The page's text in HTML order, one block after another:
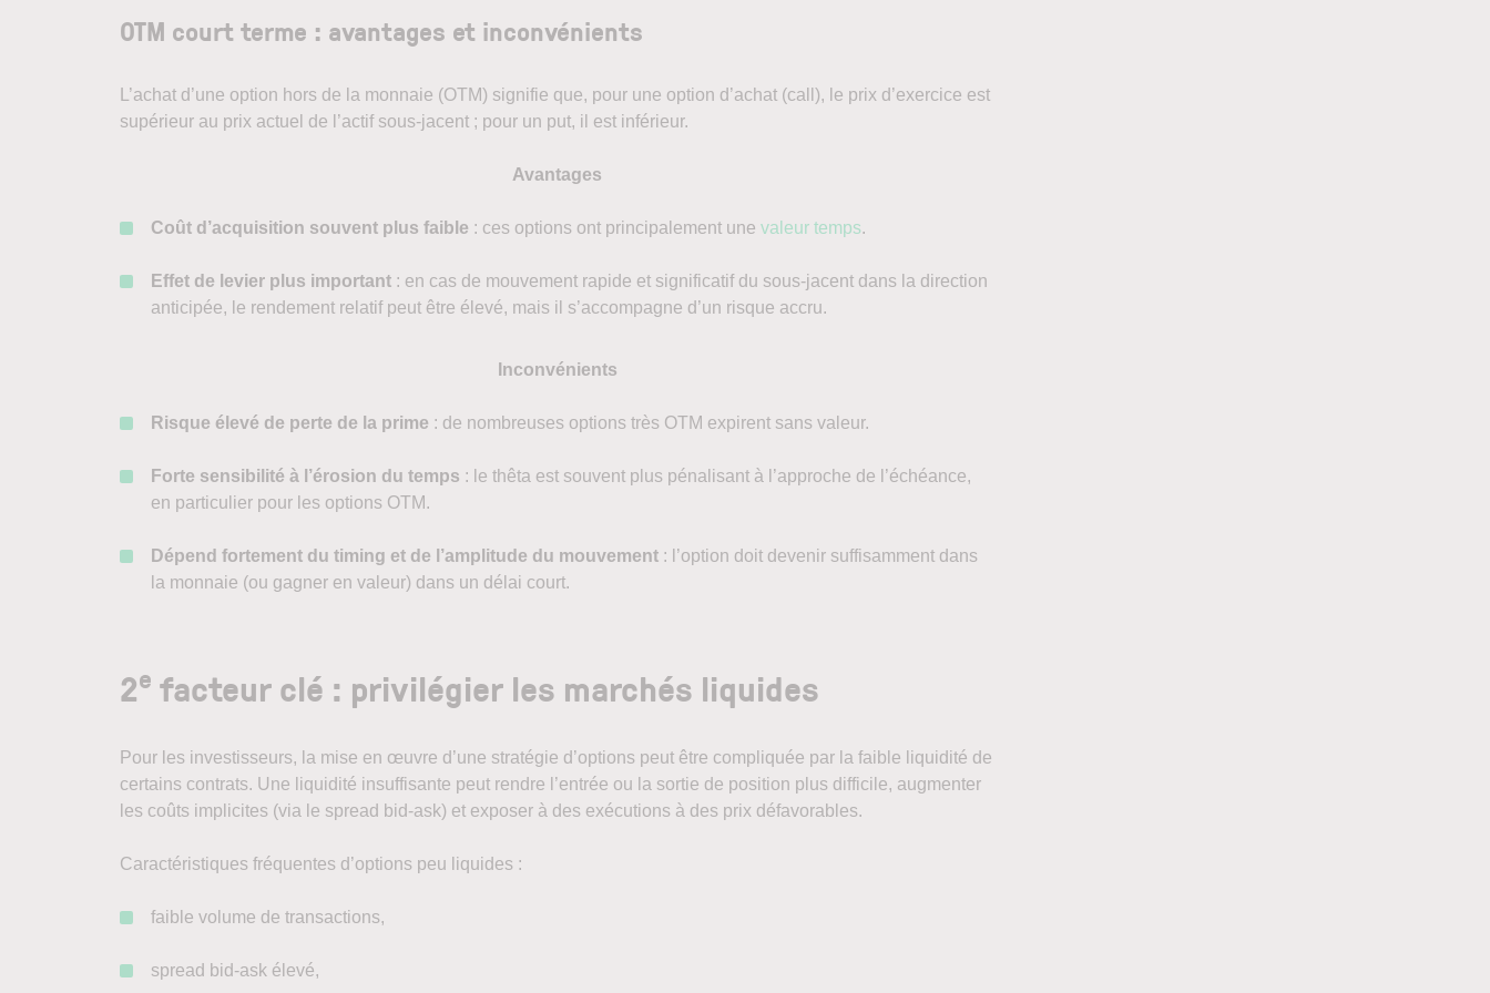
OTM court terme : avantages et inconvénients
L’achat d’une option hors de la monnaie (OTM) signifie que, pour une option d’achat (call), le prix d’exercice est
supérieur au prix actuel de l’actif sous-jacent ; pour un put, il est inférieur.
Avantages
Coût d’acquisition souvent plus faible : ces options ont principalement une valeur temps.
Effet de levier plus important : en cas de mouvement rapide et significatif du sous-jacent dans la direction
anticipée, le rendement relatif peut être élevé, mais il s’accompagne d’un risque accru.
Inconvénients
Risque élevé de perte de la prime : de nombreuses options très OTM expirent sans valeur.
Forte sensibilité à l’érosion du temps : le thêta est souvent plus pénalisant à l’approche de l’échéance,
en particulier pour les options OTM.
Dépend fortement du timing et de l’amplitude du mouvement : l’option doit devenir suffisamment dans
la monnaie (ou gagner en valeur) dans un délai court.
2e facteur clé : privilégier les marchés liquides
Pour les investisseurs, la mise en œuvre d’une stratégie d’options peut être compliquée par la faible liquidité de
certains contrats. Une liquidité insuffisante peut rendre l’entrée ou la sortie de position plus difficile, augmenter
les coûts implicites (via le spread bid-ask) et exposer à des exécutions à des prix défavorables.
Caractéristiques fréquentes d’options peu liquides :
faible volume de transactions,
spread bid-ask élevé,